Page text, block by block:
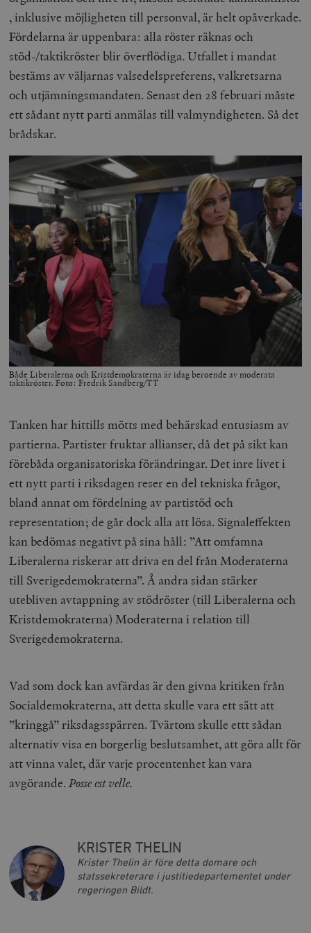
, inklusive möjligheten till personval, är helt opåverkade.
Fördelarna är uppenbara: alla röster räknas och
stöd-/taktikröster blir överflödiga. Utfallet i mandat
bestäms av väljarnas valsedelspreferens, valkretsarna
och utjämningsmandaten. Senast den 28 februari måste
ett sådant nytt parti anmälas till valmyndigheten. Så det
brådskar.
Både Liberalerna och Kristdemokraterna är idag beroende av moderata
taktikröster. Foto: Fredrik Sandberg/TT
Tanken har hittills mötts med behärskad entusiasm av
partierna. Partister fruktar allianser, då det på sikt kan
förebåda organisatoriska förändringar. Det inre livet i
ett nytt parti i riksdagen reser en del tekniska frågor,
bland annat om fördelning av partistöd och
representation; de går dock alla att lösa. Signaleffekten
kan bedömas negativt på sina håll: ”Att omfamna
Liberalerna riskerar att driva en del från Moderaterna
till Sverigedemokraterna”. Å andra sidan stärker
utebliven avtappning av stödröster (till Liberalerna och
Kristdemokraterna) Moderaterna i relation till
Sverigedemokraterna.
Vad som dock kan avfärdas är den givna kritiken från
Socialdemokraterna, att detta skulle vara ett sätt att
”kringgå” riksdagsspärren. Tvärtom skulle ettt sådan
alternativ visa en borgerlig beslutsamhet, att göra allt för
att vinna valet, där varje procentenhet kan vara
avgörande.Posse est velle.
KRISTER THELIN
Krister Thelin är före detta domare och
statssekreterare i justitiedepartementet under
regeringen Bildt.
Strikt nödvändigt Analys
Marknadsföring Funktioner
Strikt nödvändiga kakor tillåter
kärnwebbplatsfunktioner som användarinloggning
ordentligt utan strikt nödvändiga cookies.
Leverantör
timbro.se
_hjFirstSeen
Hotjar Ltd
.timbro.se
woocommerce_items_in_cart
Automattic
Inc.
timbro.se
wp_woocommerce_session_[abcdef0123456789]
timbro.se
Inc.
_hjAbsoluteSessionInProgress
Hotjar Ltd
__cf_bm
Cloudflare
Inc.